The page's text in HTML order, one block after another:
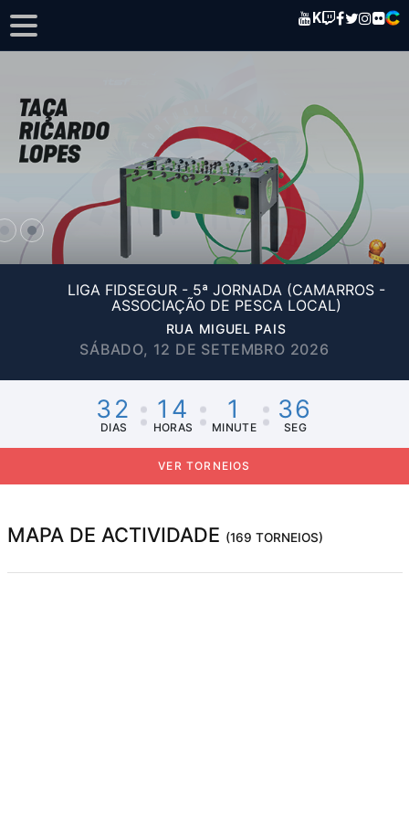
K
LIGA FIDSEGUR - 5ª JORNADA (CAMARROS -
ASSOCIAÇÃO DE PESCA LOCAL)
RUA MIGUEL PAIS
SÁBADO, 12 DE SETEMBRO 2026
32
DIAS
14
HORAS
1
MINUTE
36
SEG
VER TORNEIOS
MAPA DE ACTIVIDADE (169 TORNEIOS)